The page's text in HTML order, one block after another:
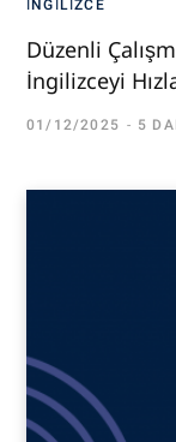
İNGILIZCE
Düzenli
İngilizceyi
01/12/2025 5